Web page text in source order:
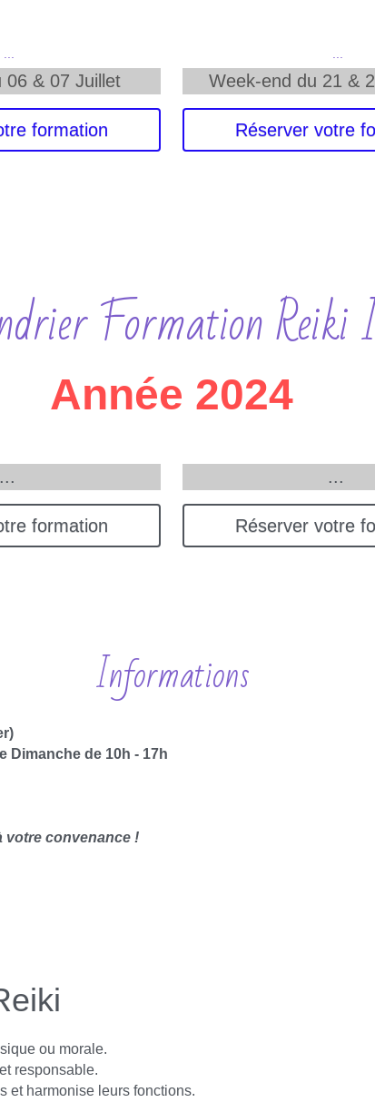
06 & 07 Juillet
formation
Week-end du 21 &
Réserver votre
Formation
Année 2024
...
formation
...
Réserver votre
Informations
Dimanche de 10h - 17h
votre convenance !​
ou morale.
responsable.
et harmonise leurs fonctions.